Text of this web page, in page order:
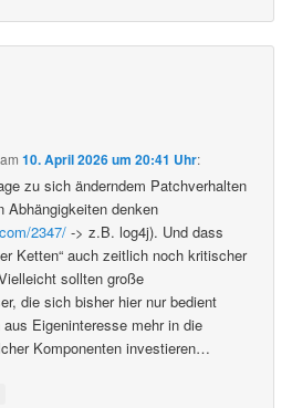
am10. April 2026 um 20:41 Uhr:
zu sich änderndem Patchverhalten
Abhängigkeiten denken
2347/ -> z.B. log4j). Und dass
Ketten“ auch zeitlich noch kritischer
sollten große
die sich bisher hier nur bedient
Eigeninteresse mehr in die
Komponenten investieren…